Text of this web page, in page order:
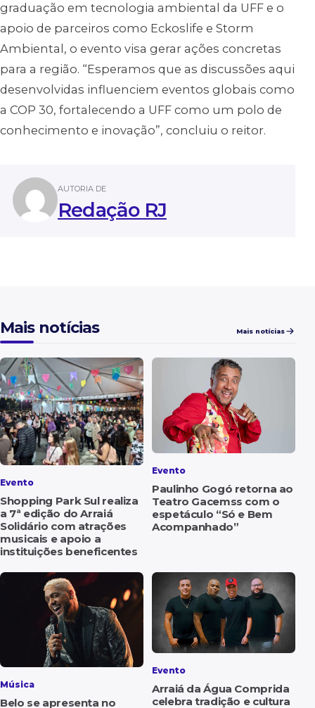
graduação em tecnologia ambiental da UFF e o
apoio de parceiros como Eckoslife e Storm
Ambiental, o evento visa gerar ações concretas
para a região. “Esperamos que as discussões aqui
desenvolvidas influenciem eventos globais como
a COP 30, fortalecendo a UFF como um polo de
conhecimento e inovação”, concluiu o reitor.
AUTORIA DE
Redação RJ
Mais notícias Mais notícias
Evento
Shopping Park Sul realiza
a 7ª edição do Arraiá
Solidário com atrações
musicais e apoio a
instituições beneficentes
Evento
Paulinho Gogó retorna ao
Teatro Gacemss com o
espetáculo “Só e Bem
Acompanhado”
Música
Belo se apresenta no
Evento
Arraiá da Água Comprida
celebra tradição e cultura